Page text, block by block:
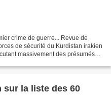
crime de guerre... Revue de
de sécurité du Kurdistan irakien
massivement des présumés
sur la liste des 60